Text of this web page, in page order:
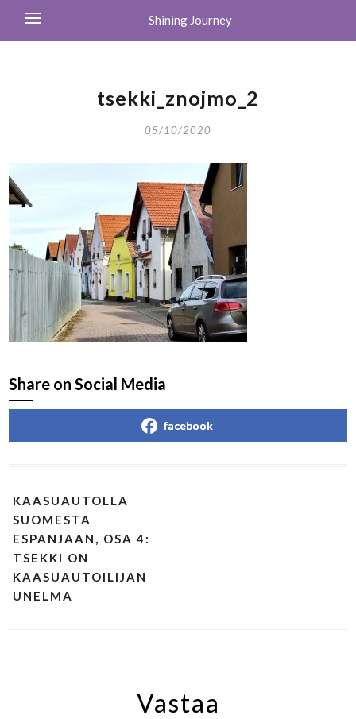
Shining Journey
tsekki_znojmo_2
05/10/2020
Share on Social Media
facebook
KAASUAUTOLLA
SUOMESTA
ESPANJAAN, OSA 4:
TSEKKI ON
KAASUAUTOILIJAN
UNELMA
Vastaa